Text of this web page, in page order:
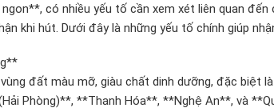
có nhiều yếu tố cần xem xét liên quan
khi hút. Dưới đây là những yếu tố chính giúp
đất màu mỡ, giàu chất dinh dưỡng, đặc biệt
Phòng)**, **Thanh Hóa**, **Nghệ An**, và